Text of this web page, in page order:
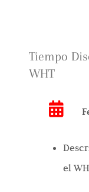
contenidoTiempo
WHT
el